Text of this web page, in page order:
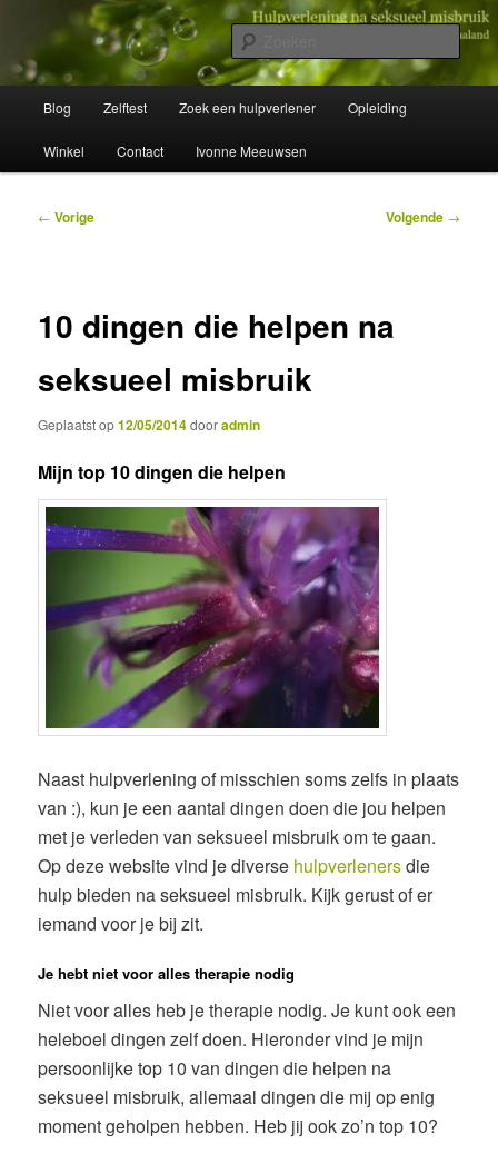
primaireHulpverlening na seksueel misbruik
Wegwijzer in Traumaland
Blog Zelftest Zoek een hulpverlener Opleiding
Winkel Contact Ivonne Meeuwsen
Bericht
← Vorige Volgende →
10 dingen die helpen na
seksueel misbruik
Geplaatst op12/05/2014dooradmin
Mijn top 10 dingen die helpen
Naast hulpverlening of misschien soms zelfs in plaats
van :), kun je een aantal dingen doen die jou helpen
met je verleden van seksueel misbruik om te gaan.
Op deze website vind je diverse hulpverlenersdie
hulp bieden na seksueel misbruik. Kijk gerust of er
iemand voor je bij zit.
Je hebt niet voor alles therapie nodig
Niet voor alles heb je therapie nodig. Je kunt ook een
heleboel dingen zelf doen. Hieronder vind je mijn
persoonlijke top 10 van dingen die helpen na
seksueel misbruik, allemaal dingen die mij op enig
moment geholpen hebben. Heb jij ook zo’n top 10?